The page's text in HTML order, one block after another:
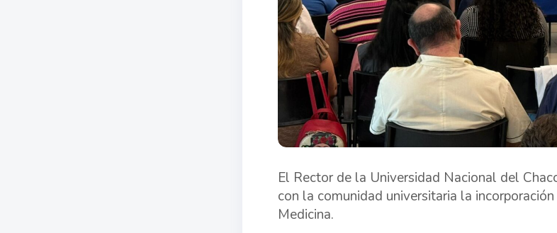
El Rector de la Universidad Nacional del
con la comunidad universitaria la
Medicina.